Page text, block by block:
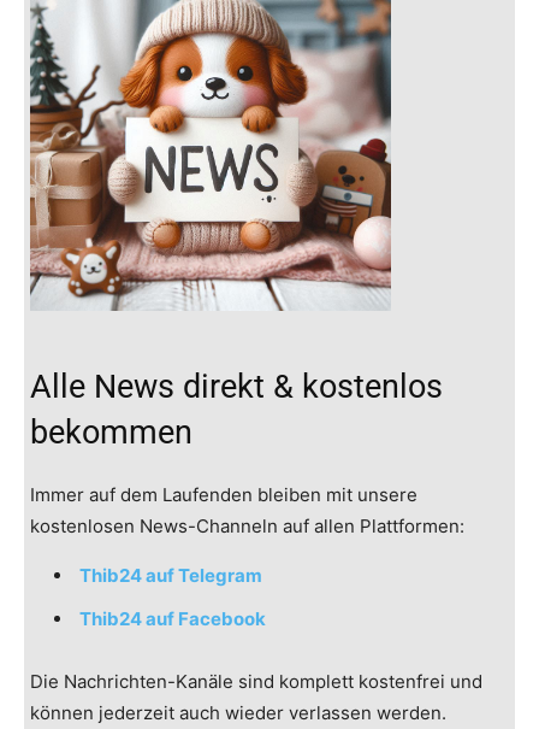
Alle News direkt & kostenlos
bekommen
Immer auf dem Laufenden bleiben mit unsere
kostenlosen News-Channeln auf allen Plattformen:
Thib24 auf Telegram
Thib24 auf Facebook
Die Nachrichten-Kanäle sind komplett kostenfrei und
können jederzeit auch wieder verlassen werden.